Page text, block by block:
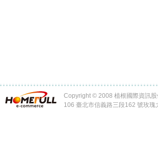
Copyright © 2008 植根國際資訊
106 臺北市信義路三段162 號玫瑰